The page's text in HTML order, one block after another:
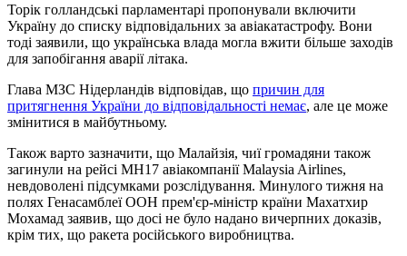
Торік голландські парламентарі пропонували включити
Україну до списку відповідальних за авіакатастрофу. Вони
тоді заявили, що українська влада могла вжити більше заходів
для запобігання аварії літака.
Глава МЗС Нідерландів відповідав, що причин для
притягнення України до відповідальності немає, але це може
змінитися в майбутньому.
Також варто зазначити, що Малайзія, чиї громадяни також
загинули на рейсі MH17 авіакомпанії Malaysia Airlines,
невдоволені підсумками розслідування. Минулого тижня на
полях Генасамблеї ООН прем'єр-міністр країни Махатхир
Мохамад заявив, що досі не було надано вичерпних доказів,
крім тих, що ракета російського виробництва.